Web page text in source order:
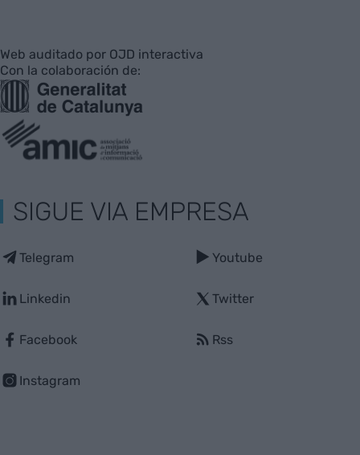
Web auditado por OJD interactiva
Con la colaboración de:
SIGUE VIA EMPRESA
Telegram
Linkedin
Facebook
Instagram
Youtube
Twitter
Rss